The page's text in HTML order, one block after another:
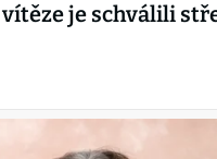
vítěze je schválili